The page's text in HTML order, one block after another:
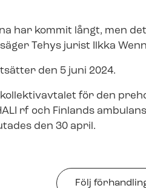
har kommit långt, men
Tehys jurist Ilkka
den 5 juni 2024.
för den
rf och Finlands
den 30 april.
Följ